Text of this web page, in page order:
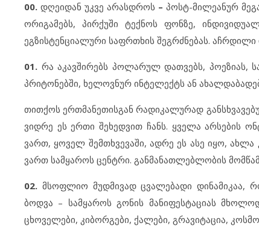
00. დღეიდან უკვე არასდროს – პოსტ-მილეანურ
ორიგამებს, პირქუში ტექნოს ფონზე,
ეგზისტენციალური საფრთხის შეგრძნებას.
01. რა აკავშირებს პოლარულ დათვებს, პოეზიას,
პრიტონებში, ხელოვნურ ინტელექტს ან
თითქოს ერთმანეთისგან რადიკალურად
ვიდრე ეს ერთი შეხედვით ჩანს. ყველა არსების
ვართ, ყოველ შემთხვევაში, ადრე ეს ასე იყო,
ვართ სამყაროს ცენტრი. განმანათლებლობის
02. მსოფლიო მუდმივად ცვალებადი დინამიკაა,
ბოდვა – სამყაროს გონის მანიფესტაციას
ცხოველები, კიბორგები, ქალები, გრავიტაცია,